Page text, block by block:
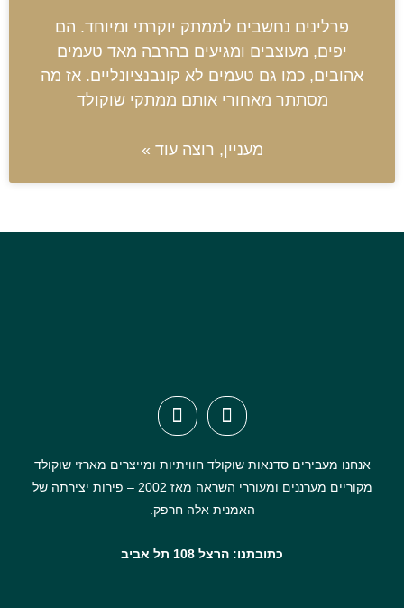
פרלינים נחשבים לממתק יוקרתי ומיוחד. הם
יפים, מעוצבים ומגיעים בהרבה מאד טעמים
אהובים, כמו גם טעמים לא קונבנציונליים. אז מה
מסתתר מאחורי אותם ממתקי שוקולד
מעניין, רוצה עוד »
אנחנו מעבירים סדנאות שוקולד חוויתיות ומייצרים מארזי שוקולד
מקוריים מערננים ומעוררי השראה מאז 2002 – פירות יצירתה של
האמנית אלה חרפק.
כתובתנו: הרצל 108 תל אביב